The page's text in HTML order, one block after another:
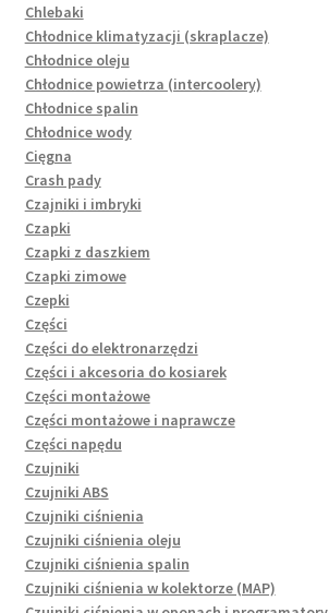
Chlebaki
Chłodnice klimatyzacji (skraplacze)
Chłodnice oleju
Chłodnice powietrza (intercoolery)
Chłodnice spalin
Chłodnice wody
Cięgna
Crash pady
Czajniki i imbryki
Czapki
Czapki z daszkiem
Czapki zimowe
Czepki
Części
Części do elektronarzędzi
Części i akcesoria do kosiarek
Części montażowe
Części montażowe i naprawcze
Części napędu
Czujniki
Czujniki ABS
Czujniki ciśnienia
Czujniki ciśnienia oleju
Czujniki ciśnienia spalin
Czujniki ciśnienia w kolektorze (MAP)